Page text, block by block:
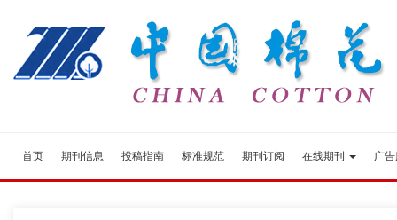
首页 期刊信息 投稿指南 标准规范 期刊订阅 在线期刊 广